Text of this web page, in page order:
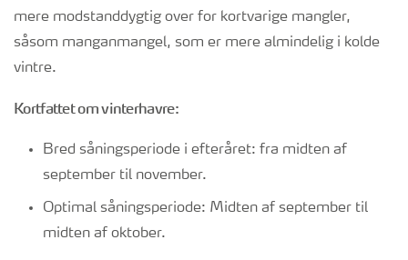
mere modstanddygtig over for kortvarige mangler,
såsom manganmangel, som er mere almindelig i kolde
vintre.
Kortfattet om vinterhavre:
Bred såningsperiode i efteråret: fra midten af
september til november.
Optimal såningsperiode: Midten af september til
midten af oktober.